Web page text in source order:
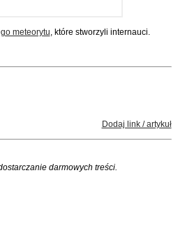
meteorytu, które stworzyli internauci.
Dodaj link / artykuł
darmowych treści.